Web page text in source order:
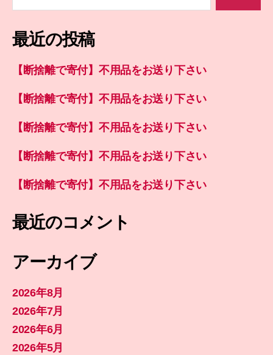
象:
最近の投稿
【断捨離で寄付】不用品をお送り下さい
【断捨離で寄付】不用品をお送り下さい
【断捨離で寄付】不用品をお送り下さい
【断捨離で寄付】不用品をお送り下さい
【断捨離で寄付】不用品をお送り下さい
最近のコメント
アーカイブ
2026年8月
2026年7月
2026年6月
2026年5月